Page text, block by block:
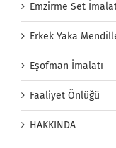
Emzirme Set
Erkek Yaka
Eşofman İmalatı
Faaliyet Önlüğü
HAKKINDA